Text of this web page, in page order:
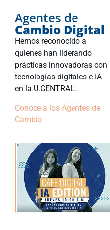
Agentes de
Cambio Digital
Hemos reconocido a
quienes han liderando
prácticas innovadoras con
tecnologías digitales e IA
en la U.CENTRAL.
Conoce a los Agentes de
Cambio